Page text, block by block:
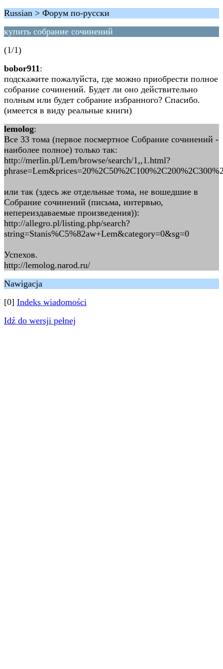
Russian > Форум по-русски
купить собрание сочинений
(1/1)
bobor911:
подскажите пожалуйста, где можно приобрести полное
собрание сочинений. Будет ли оно действительно
полным или будет собрание избранного? Спасибо.
(имеется в виду реальные книги)
lemolog:
Все 33 тома (первое посмертное Собрание сочинений -
наиболее полное) только так:
http://merlin.pl/Lem/browse/search/1,,1.html?
или так (здесь же отдельные тома, не вошедшие в
Собрание сочинений (письма, интервью,
непереиздаваемые произведения)):
http://allegro.pl/listing.php/search?
string=Stanis%C5%82aw+Lem&category=0&sg=0
Успехов.
http://lemolog.narod.ru/
Nawigacja
[0] Indeks wiadomości
Idź do wersji pełnej